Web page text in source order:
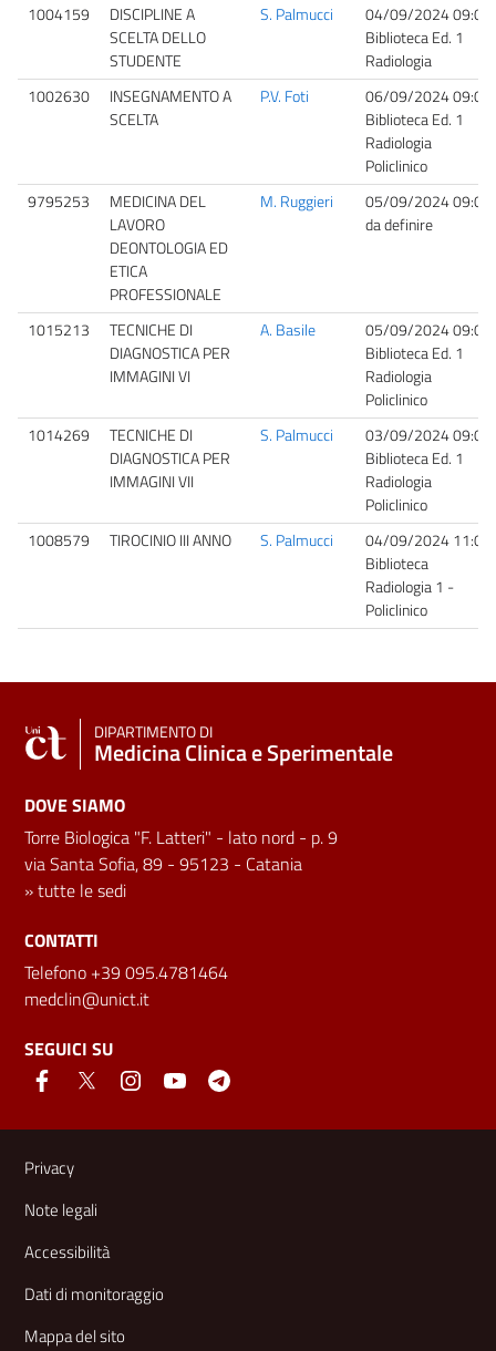
1004159
DISCIPLINE A
SCELTA DELLO
STUDENTE
S. Palmucci
04/09/2024 09:00
Biblioteca Ed. 1
Radiologia
1002630
INSEGNAMENTO A
SCELTA
P.V. Foti
06/09/2024 09:00
Biblioteca Ed. 1
Radiologia
Policlinico
9795253
MEDICINA DEL
LAVORO
DEONTOLOGIA ED
ETICA
PROFESSIONALE
M. Ruggieri
05/09/2024 09:00
da definire
1015213
TECNICHE DI
DIAGNOSTICA PER
IMMAGINI VI
A. Basile
05/09/2024 09:00
Biblioteca Ed. 1
Radiologia
Policlinico
1014269
TECNICHE DI
DIAGNOSTICA PER
IMMAGINI VII
S. Palmucci
03/09/2024 09:00
Biblioteca Ed. 1
Radiologia
Policlinico
1008579
TIROCINIO III ANNO S. Palmucci
04/09/2024 11:00
Biblioteca
Radiologia 1 -
Policlinico
DIPARTIMENTO DI
Medicina Clinica e Sperimentale
DOVE SIAMO
Torre Biologica "F. Latteri" - lato nord - p. 9
via Santa Sofia, 89 - 95123 - Catania
»tutte le sedi
CONTATTI
Telefono +39 095.4781464
medclin@unict.it
SEGUICI SU
Link e informazioni utili
Privacy
Note legali
Accessibilità
Dati di monitoraggio
Mappa del sito